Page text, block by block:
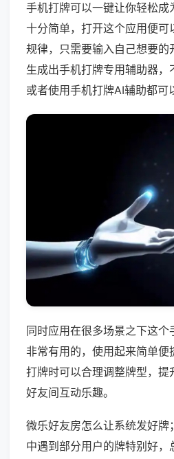
手机打牌可以一键让你轻松成
十分简单，打开这个应用便可
规律，只需要输入自己想要的
生成出手机打牌专用辅助器，
或者使用手机打牌AI辅助都可
同时应用在很多场景之下这
非常有用的，使用起来简单
打牌时可以合理调整牌型，提
好友间互动乐趣。
微乐好友房怎么让系统发好牌
中遇到部分用户的牌特别好，